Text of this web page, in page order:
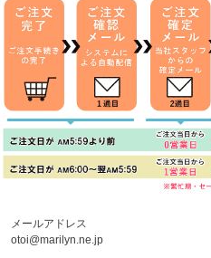
メールアドレス
otoi@marilyn.ne.jp